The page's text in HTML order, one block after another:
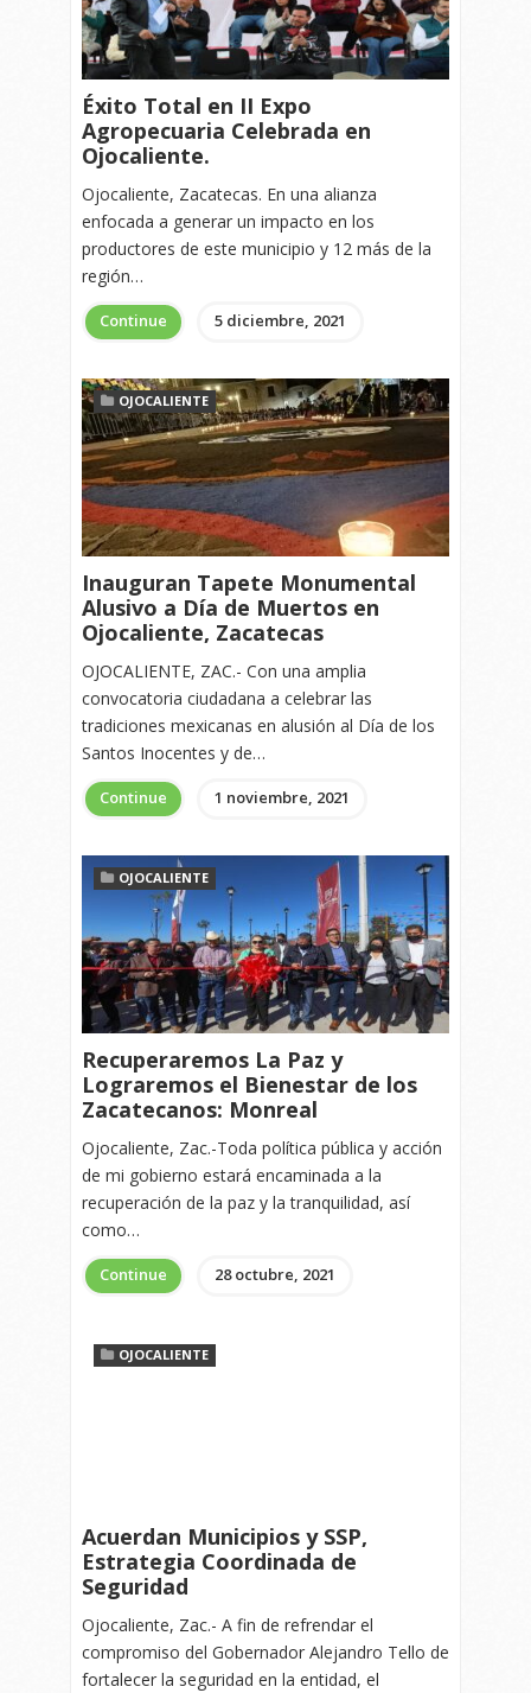
Éxito Total en II Expo
Agropecuaria Celebrada en
Ojocaliente.
Ojocaliente, Zacatecas. En una alianza
enfocada a generar un impacto en los
productores de este municipio y 12 más de la
región…
Continue 5 diciembre, 2021
OJOCALIENTE
Inauguran Tapete Monumental
Alusivo a Día de Muertos en
Ojocaliente, Zacatecas
OJOCALIENTE, ZAC.- Con una amplia
convocatoria ciudadana a celebrar las
tradiciones mexicanas en alusión al Día de los
Santos Inocentes y de…
Continue 1 noviembre, 2021
OJOCALIENTE
Recuperaremos La Paz y
Lograremos el Bienestar de los
Zacatecanos: Monreal
Ojocaliente, Zac.-Toda política pública y acción
de mi gobierno estará encaminada a la
recuperación de la paz y la tranquilidad, así
como…
Continue 28 octubre, 2021
OJOCALIENTE
Acuerdan Municipios y SSP,
Estrategia Coordinada de
Seguridad
Ojocaliente, Zac.- A fin de refrendar el
compromiso del Gobernador Alejandro Tello de
fortalecer la seguridad en la entidad, el